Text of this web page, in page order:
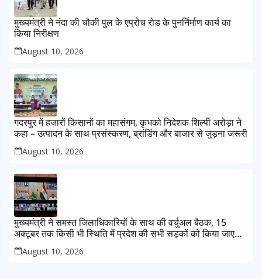
मुख्यमंत्री ने नंदा की चौकी पुल के एप्रोच रोड के पुनर्निर्माण कार्य का
किया निरीक्षण
August 10, 2026
गदरपुर में हजारों किसानों का महासंगम, कृभको निदेशक शिल्पी अरोड़ा ने
कहा – उत्पादन के साथ प्रसंस्करण, ब्रांडिंग और बाजार से जुड़ना जरूरी
August 10, 2026
मुख्यमंत्री ने समस्त जिलाधिकारियों के साथ की वर्चुअल बैठक, 15
अक्टूबर तक किसी भी स्थिति में प्रदेश की सभी सड़कों को किया जाए
गड्ढामुक्त
August 10, 2026